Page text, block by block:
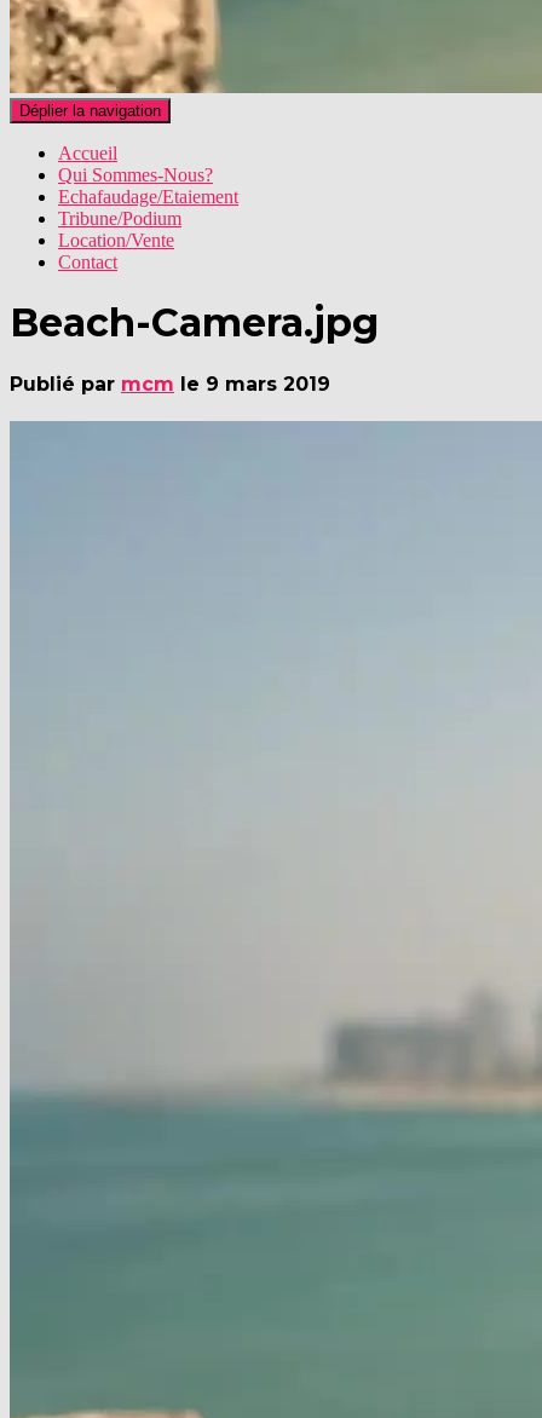
Déplier la navigation
Accueil
Qui Sommes-Nous?
Echafaudage/Etaiement
Tribune/Podium
Location/Vente
Contact
Beach-Camera.jpg
Publié par mcm le 9 mars 2019